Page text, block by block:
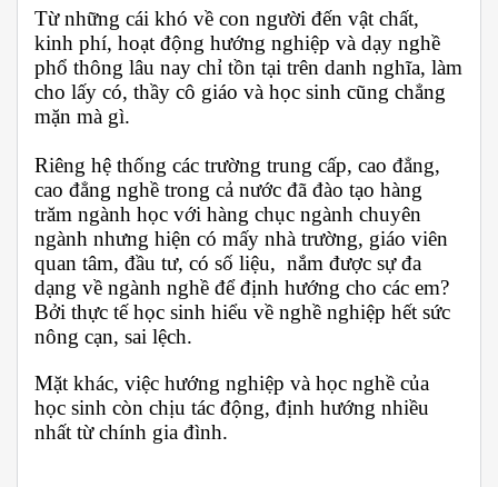
Từ những cái khó về con người đến vật chất,
kinh phí, hoạt động hướng nghiệp và dạy nghề
phổ thông lâu nay chỉ tồn tại trên danh nghĩa, làm
cho lấy có, thầy cô giáo và học sinh cũng chẳng
mặn mà gì.
Riêng hệ thống các trường trung cấp, cao đẳng,
cao đẳng nghề trong cả nước đã đào tạo hàng
trăm ngành học với hàng chục ngành chuyên
ngành nhưng hiện có mấy nhà trường, giáo viên
quan tâm, đầu tư, có số liệu, nắm được sự đa
dạng về ngành nghề để định hướng cho các em?
Bởi thực tế học sinh hiểu về nghề nghiệp hết sức
nông cạn, sai lệch.
Mặt khác, việc hướng nghiệp và học nghề của
học sinh còn chịu tác động, định hướng nhiều
nhất từ chính gia đình.